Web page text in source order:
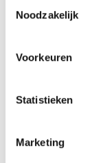
Noodzakelijk
Voorkeuren
Statistieken
Marketing
in
looptijd is
kun je
woningen
mogelijk de